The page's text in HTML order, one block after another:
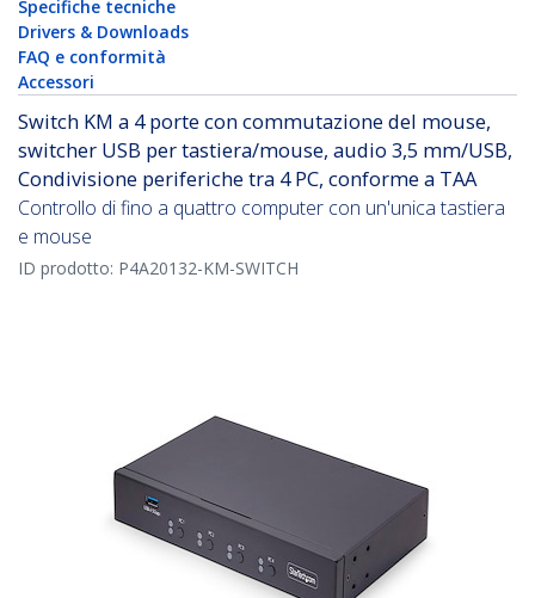
Specifiche tecniche
Drivers & Downloads
FAQ e conformità
Accessori
Switch KM a 4 porte con commutazione del mouse,
switcher USB per tastiera/mouse, audio 3,5 mm/USB,
Condivisione periferiche tra 4 PC, conforme a TAA
Controllo di fino a quattro computer con un'unica tastiera
e mouse
ID prodotto: P4A20132-KM-SWITCH